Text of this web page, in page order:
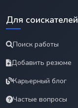
Для соискателей
Поиск работы
Добавить резюме
Карьерный блог
Частые вопросы